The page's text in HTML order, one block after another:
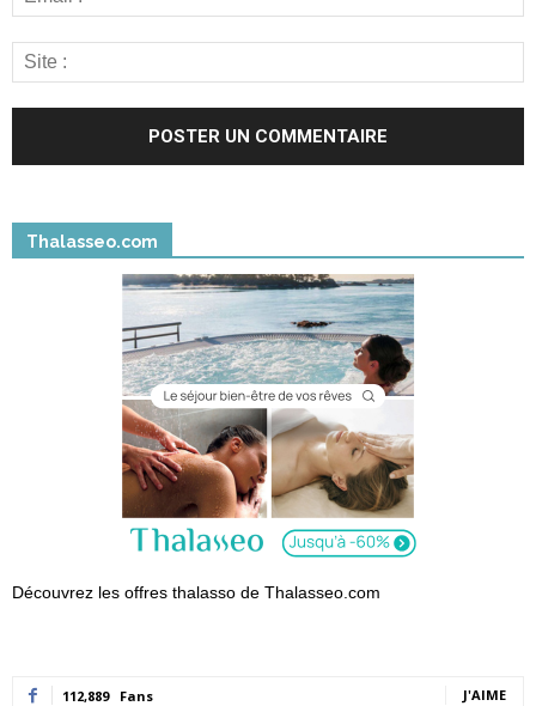
Thalasseo.com
Découvrez les offres thalasso de Thalasseo.com
112,889 Fans J'AIME